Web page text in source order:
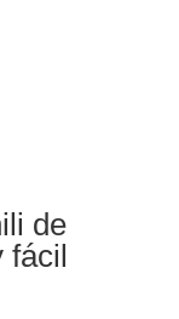
de
fácil